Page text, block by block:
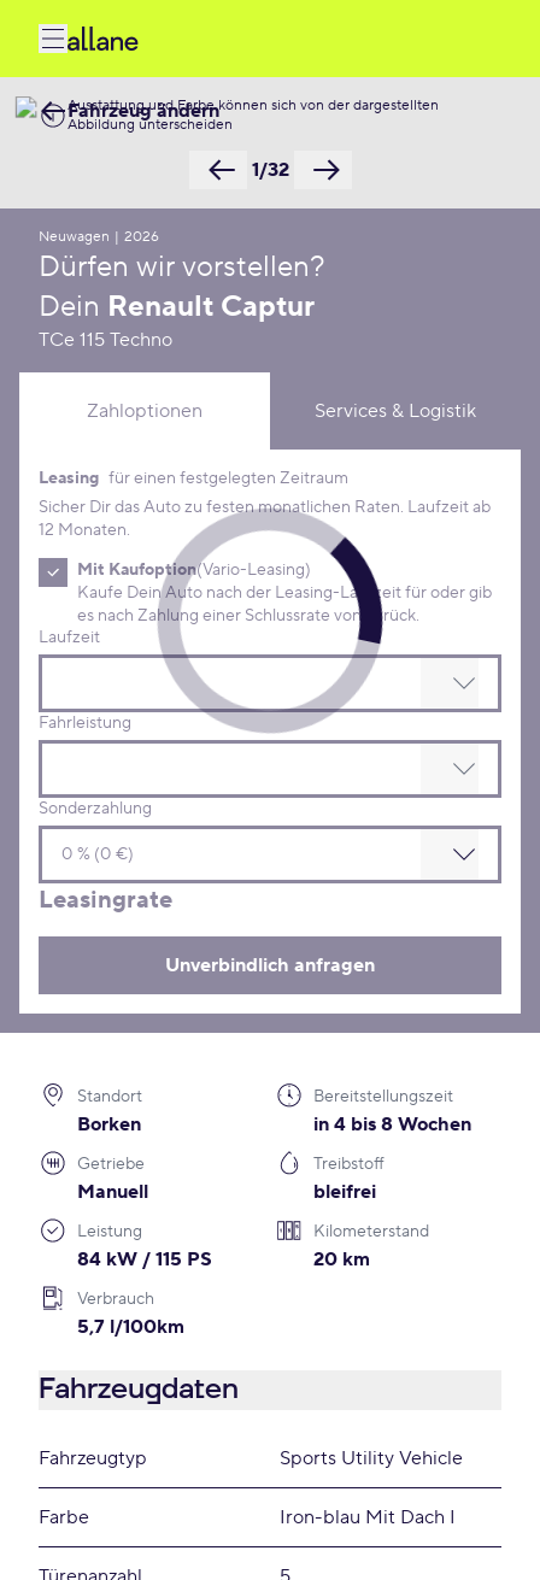
Ausstattung und Farbe können sich von der dargestellten
Abbildung unterscheiden
1/32
Fahrzeug ändern
Neuwagen | 2026
Dürfen wir vorstellen?
Dein Renault Captur
TCe 115 Techno
Zahloptionen Services & Logistik
Leasing Konditionen
Leasing für einen festgelegten Zeitraum
Sicher Dir das Auto zu festen monatlichen Raten. Laufzeit ab
12 Monaten.
Mit Kaufoption(Vario-Leasing)
Kaufe Dein Auto nach der Leasing-Laufzeit für oder gib
es nach Zahlung einer Schlussrate von zurück.
Laufzeit
Fahrleistung
Sonderzahlung
Leasingrate
Unverbindlich anfragen
Standort
Borken
Bereitstellungszeit
in 4 bis 8 Wochen
Getriebe
Manuell
Treibstoff
bleifrei
Leistung
84 kW / 115 PS
Kilometerstand
20 km
Verbrauch
5,7 l/100km
Fahrzeugdaten
Fahrzeugtyp Sports Utility Vehicle
Farbe Iron-blau Mit Dach I